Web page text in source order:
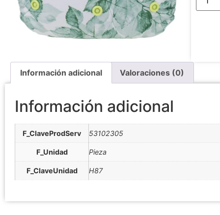
Información adicional Valoraciones (0)
Información adicional
F_ClaveProdServ 53102305
F_Unidad Pieza
F_ClaveUnidad H87